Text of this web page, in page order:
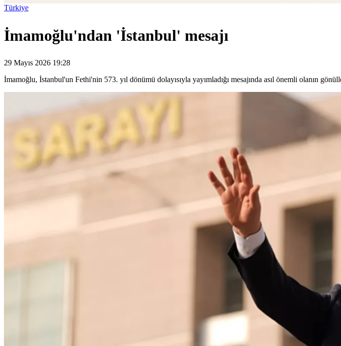
Türkiye
İmamoğlu'ndan 'İstanbul' mesajı
29 Mayıs 2026 19:28
İmamoğlu, İstanbul'un Fethi'nin 573. yıl dönümü dolayısıyla yayımladığı mesajında asıl önemli olanın